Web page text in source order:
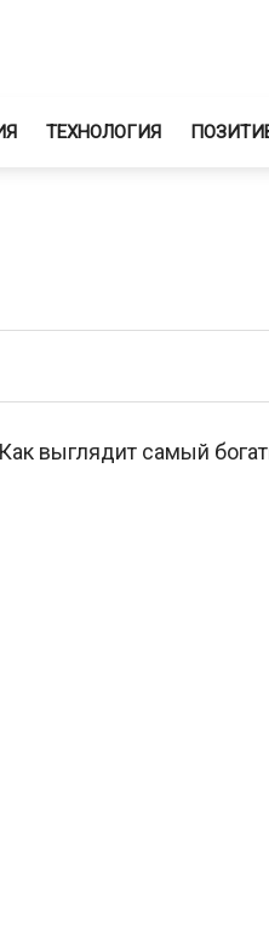
ТЕХНОЛОГИЯ
выглядит самый